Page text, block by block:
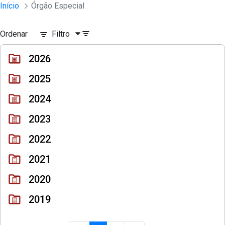
Pular para o Conteúdo principal
Sessões e Reuniões - Documentos
Início Órgão Especial
Ordenar Filtro
2026
2025
2024
2023
2022
2021
2020
2019